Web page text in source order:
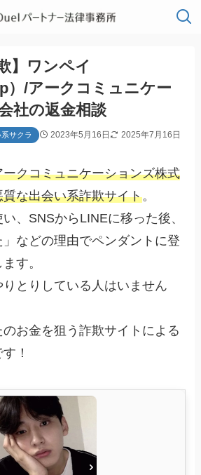
】ワンペイ
）/アークコミュニケー
社の返金相談
サクラ 2023年5月16日 2025年7月16日
ークコミュニケーションズ株式
な出会い系詐欺サイト。
、SNSからLINEに移った後、
」などの理由でペンダントに登
す。
とりしている人はいません
お金を狙う詐欺サイトによる
す！